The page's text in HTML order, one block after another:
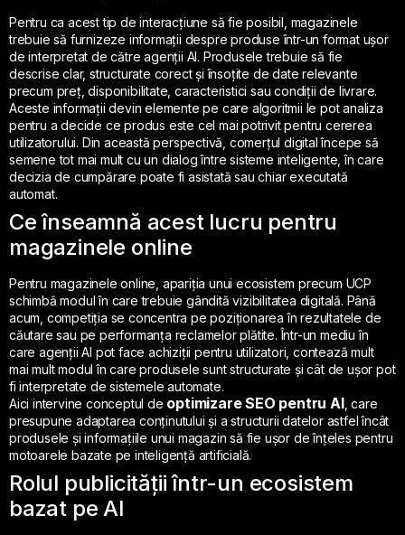
Pentru ca acest tip de interacțiune să fie posibil, magazinele
trebuie să furnizeze informații despre produse într-un format ușor
de interpretat de către agenții AI. Produsele trebuie să fie
descrise clar, structurate corect și însoțite de date relevante
precum preț, disponibilitate, caracteristici sau condiții de livrare.
Aceste informații devin elemente pe care algoritmii le pot analiza
pentru a decide ce produs este cel mai potrivit pentru cererea
utilizatorului. Din această perspectivă, comerțul digital începe să
semene tot mai mult cu un dialog între sisteme inteligente, în care
decizia de cumpărare poate fi asistată sau chiar executată
automat.
Ce înseamnă acest lucru pentru
magazinele online
Pentru magazinele online, apariția unui ecosistem precum UCP
schimbă modul în care trebuie gândită vizibilitatea digitală. Până
acum, competiția se concentra pe poziționarea în rezultatele de
căutare sau pe performanța reclamelor plătite. Într-un mediu în
care agenții AI pot face achiziții pentru utilizatori, contează mult
mai mult modul în care produsele sunt structurate și cât de ușor pot
fi interpretate de sistemele automate.
Aici intervine conceptul de optimizare SEO pentru AI , care
presupune adaptarea conținutului și a structurii datelor astfel încât
produsele și informațiile unui magazin să fie ușor de înțeles pentru
motoarele bazate pe inteligență artificială.
Rolul publicității într-un ecosistem
bazat pe AI